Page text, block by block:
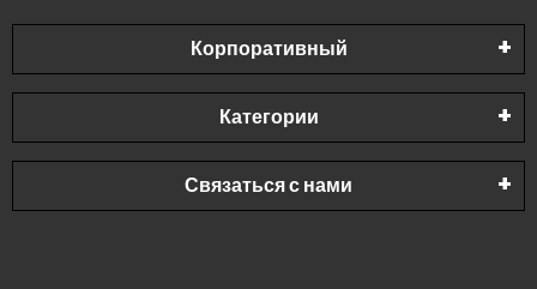
Корпоративный
Категории
Связаться с нами